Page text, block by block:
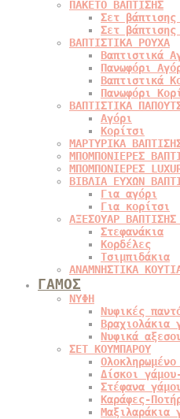
ΠΑΚΕΤΟ ΒΑΠΤΙΣΗΣ
Σετ
Σετ
ΒΑΠΤΙΣΤΙΚΑ ΡΟΥΧΑ
Βαπτιστικά
Πανωφόρι
Βαπτιστικά
Πανωφόρι
ΒΑΠΤΙΣΤΙΚΑ
Αγόρι
Κορίτσι
ΜΑΡΤΥΡΙΚΑ
ΜΠΟΜΠΟΝΙΕΡΕΣ
ΜΠΟΜΠΟΝΙΕΡΕΣ
ΒΙΒΛΙΑ ΕΥΧΩΝ
Για αγόρι
Για κορίτσι
ΑΞΕΣΟΥΑΡ
Στεφανάκια
Κορδέλες
Τσιμπιδάκια
ΑΝΑΜΝΗΣΤΙΚΑ
ΓΑΜΟΣ
ΝΥΦΗ
Νυφικές
Βραχιολάκια
Νυφικά
ΣΕΤ ΚΟΥΜΠΑΡΟΥ
Δίσκοι
Στέφανα
Καράφες-
Μαξιλαράκια